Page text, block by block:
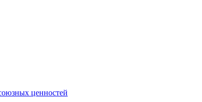
ценностей